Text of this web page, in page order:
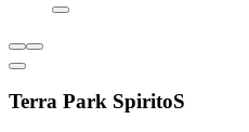
Terra Park SpiritoS